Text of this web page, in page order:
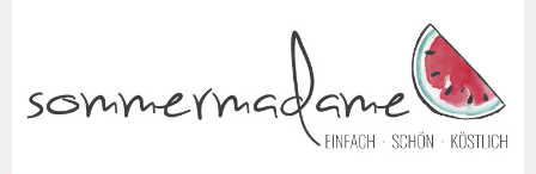
FOODBLOG – GESUNDE LECKERE EINFACHE BUNTE UND
BESONDERE REZEPTE